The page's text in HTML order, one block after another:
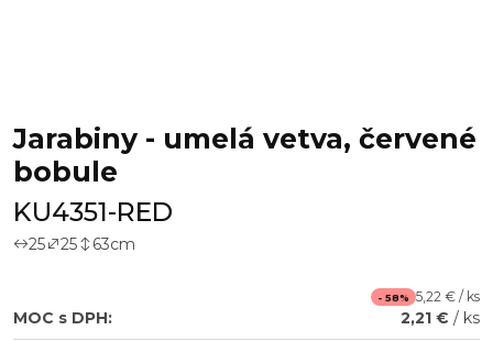
Jarabiny - umelá vetva, červené
bobule
KU4351-RED
25 25 63cm
- 58% 5,22 € / ks
MOC s DPH: 2,21 € / ks